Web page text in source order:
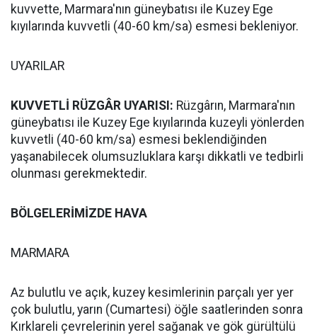
kuvvette, Marmara'nın güneybatısı ile Kuzey Ege
kıyılarında kuvvetli (40-60 km/sa) esmesi bekleniyor.
UYARILAR
KUVVETLİ RÜZGÂR UYARISI: Rüzgârın, Marmara'nın
güneybatısı ile Kuzey Ege kıyılarında kuzeyli yönlerden
kuvvetli (40-60 km/sa) esmesi beklendiğinden
yaşanabilecek olumsuzluklara karşı dikkatli ve tedbirli
olunması gerekmektedir.
BÖLGELERİMİZDE HAVA
MARMARA
Az bulutlu ve açık, kuzey kesimlerinin parçalı yer yer
çok bulutlu, yarın (Cumartesi) öğle saatlerinden sonra
Kırklareli çevrelerinin yerel sağanak ve gök gürültülü